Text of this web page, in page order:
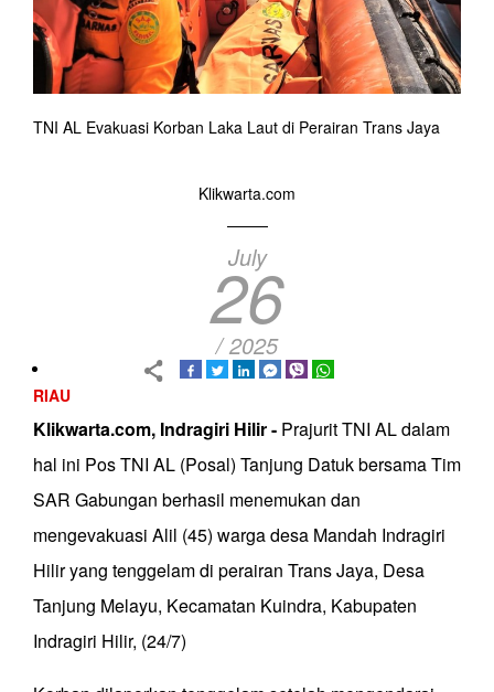
TNI AL Evakuasi Korban Laka Laut di Perairan Trans Jaya
Klikwarta.com
July
26
/ 2025
RIAU
Klikwarta.com, Indragiri Hilir - Prajurit TNI AL dalam
hal ini Pos TNI AL (Posal) Tanjung Datuk bersama Tim
SAR Gabungan berhasil menemukan dan
mengevakuasi Alil (45) warga desa Mandah Indragiri
Hilir yang tenggelam di perairan Trans Jaya, Desa
Tanjung Melayu, Kecamatan Kuindra, Kabupaten
Indragiri Hilir, (24/7)